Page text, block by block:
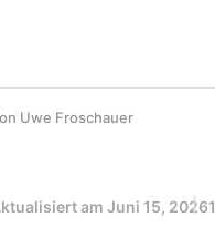
Uwe Froschauer
am Juni 15, 2026